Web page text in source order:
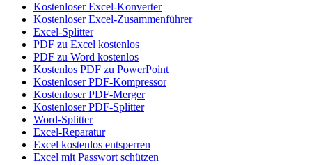
Kostenloser Excel-Konverter
Kostenloser Excel-Zusammenführer
Excel-Splitter
PDF zu Excel kostenlos
PDF zu Word kostenlos
Kostenlos PDF zu PowerPoint
Kostenloser PDF-Kompressor
Kostenloser PDF-Merger
Kostenloser PDF-Splitter
Word-Splitter
Excel-Reparatur
Excel kostenlos entsperren
Excel mit Passwort schützen